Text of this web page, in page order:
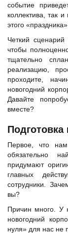
событие
коллектива, так
этого
Четкий
чтобы
тщательно
реализацию,
проходите,
новогодний
Давайте
вместе?
Подготовка
Первое, что
обязательно
придумают
главных
сотрудники.
вы?
Причин много. У
новогодний
нуля» для нас не